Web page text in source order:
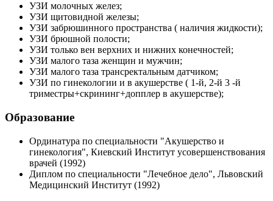
УЗИ молочных желез;
УЗИ щитовидной железы;
УЗИ забрюшинного пространства ( наличия жидкости);
УЗИ брюшной полости;
УЗИ только вен верхних и нижних конечностей;
УЗИ малого таза женщин и мужчин;
УЗИ малого таза трансректальным датчиком;
УЗИ по гинекологии и в акушерстве ( 1-й, 2-й 3 -й
триместры+скрининг+допплер в акушерстве);
Образование
Ординатура по специальности "Акушерство и
гинекология", Киевский Институт усовершенствования
врачей (1992)
Диплом по специальности "Лечебное дело", Львовский
Медицинский Институт (1992)